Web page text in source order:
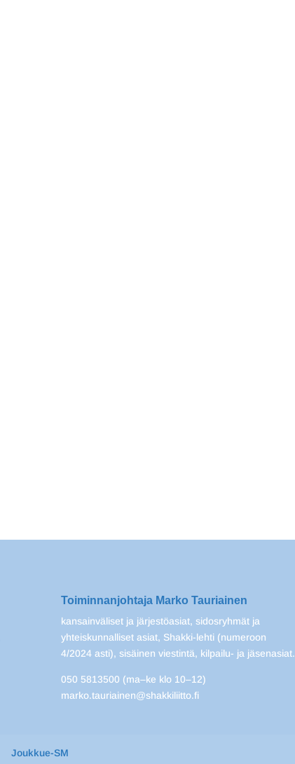
Toiminnanjohtaja Marko Tauriainen
kansainväliset ja järjestöasiat, sidosryhmät ja
yhteiskunnalliset asiat, Shakki-lehti (numeroon
4/2024 asti), sisäinen viestintä, kilpailu- ja jäsenasiat.
050 5813500 (ma–ke klo 10–12)
marko.tauriainen@shakkiliitto.fi
Joukkue-SM